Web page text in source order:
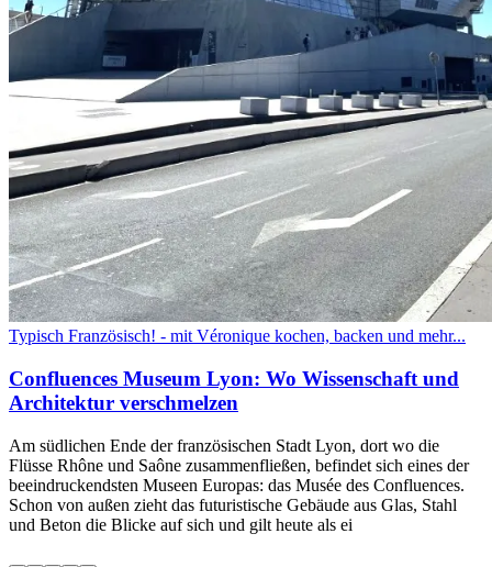
Typisch Französisch! - mit Véronique kochen, backen und mehr...
Confluences Museum Lyon: Wo Wissenschaft und
Architektur verschmelzen
Am südlichen Ende der französischen Stadt Lyon, dort wo die
Flüsse Rhône und Saône zusammenfließen, befindet sich eines der
beeindruckendsten Museen Europas: das Musée des Confluences.
Schon von außen zieht das futuristische Gebäude aus Glas, Stahl
und Beton die Blicke auf sich und gilt heute als ei